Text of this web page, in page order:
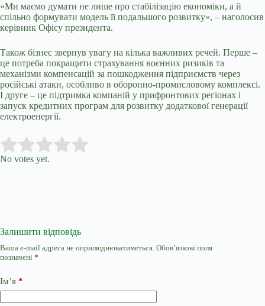
«Ми маємо думати не лише про стабілізацію економіки, а й
спільно формувати модель її подальшого розвитку», – наголосив
керівник Офісу президента.
Також бізнес звернув увагу на кілька важливих речей. Перше –
це потреба покращити страхування воєнних ризиків та
механізми компенсацій за пошкодження підприємств через
російські атаки, особливо в оборонно-промисловому комплексі.
І друге – це підтримка компаній у прифронтових регіонах і
запуск кредитних програм для розвитку додаткової генерації
електроенергії.
Rate this item:
No votes yet.
Залишити відповідь
Ваша e-mail адреса не оприлюднюватиметься. Обов’язкові поля
позначені *
Ім’я *